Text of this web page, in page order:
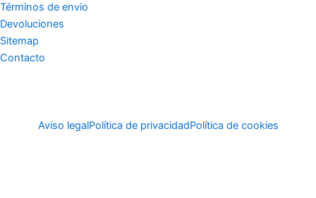
Términos de envio
Devoluciones
Sitemap
Contacto
Aviso legalPolítica de privacidadPolítica de cookies